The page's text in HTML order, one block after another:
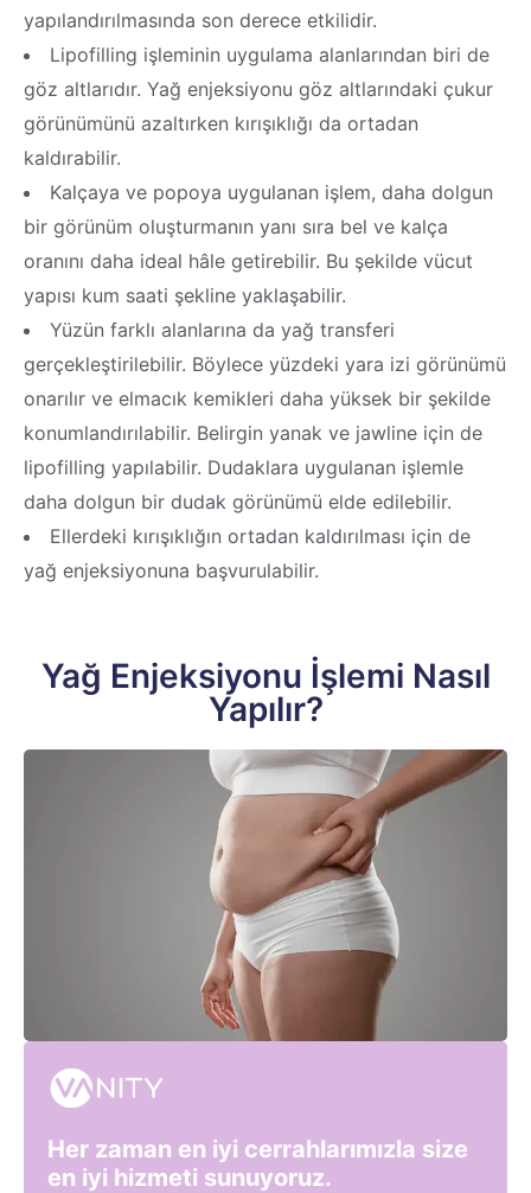
yapılandırılmasında son derece etkilidir.
Lipofilling işleminin uygulama alanlarından biri de
göz altlarıdır. Yağ enjeksiyonu göz altlarındaki çukur
görünümünü azaltırken kırışıklığı da ortadan
kaldırabilir.
Kalçaya ve popoya uygulanan işlem, daha dolgun
bir görünüm oluşturmanın yanı sıra bel ve kalça
oranını daha ideal hâle getirebilir. Bu şekilde vücut
yapısı kum saati şekline yaklaşabilir.
Yüzün farklı alanlarına da yağ transferi
gerçekleştirilebilir. Böylece yüzdeki yara izi görünümü
onarılır ve elmacık kemikleri daha yüksek bir şekilde
konumlandırılabilir. Belirgin yanak ve jawline için de
lipofilling yapılabilir. Dudaklara uygulanan işlemle
daha dolgun bir dudak görünümü elde edilebilir.
Ellerdeki kırışıklığın ortadan kaldırılması için de
yağ enjeksiyonuna başvurulabilir.
Yağ Enjeksiyonu İşlemi Nasıl
Yapılır?
Her zaman en iyi cerrahlarımızla size
en iyi hizmeti sunuyoruz.